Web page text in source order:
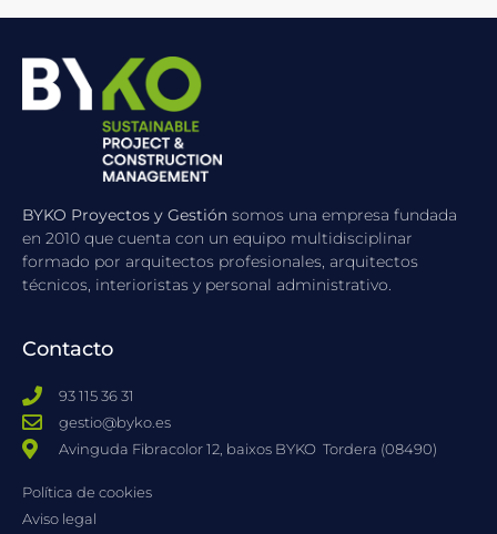
BYKO Proyectos y Gestión somos una empresa fundada
en 2010 que cuenta con un equipo multidisciplinar
formado por arquitectos profesionales, arquitectos
técnicos, interioristas y personal administrativo.
Contacto
93 115 36 31
gestio@byko.es
Avinguda Fibracolor 12, baixos BYKO ​ Tordera (08490)
Política de cookies
Aviso legal